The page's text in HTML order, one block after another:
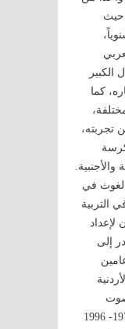
حيث
الكبير
كما
تجربته،
والأجنبية.
في
التربية
1976م. غادر إلى
صوت
الشعب، صحيفة الأفق) من عام 1978- 1996